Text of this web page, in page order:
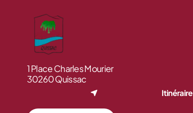
1 Place Charles Mourier
30260 Quissac
Itinéraire